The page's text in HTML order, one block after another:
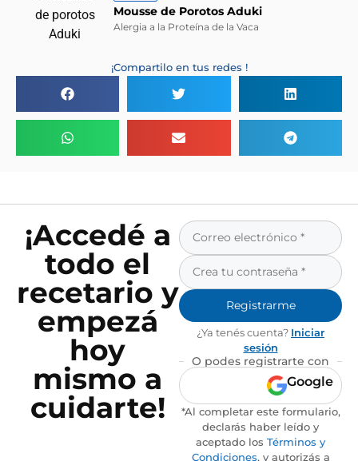
Mousse de Porotos Aduki
Alergia a la Proteína de la Vaca
¡Compartilo en tus redes !
¡Accedé a
todo el
recetario y
empezá
hoy
mismo a
cuidarte!
Registrarme
¿Ya tenés cuenta? Iniciar
sesión
O podes registrarte con
Google
*Al completar este formulario,
declarás haber leído y
aceptado los Términos y
Condiciones, y autorizás a